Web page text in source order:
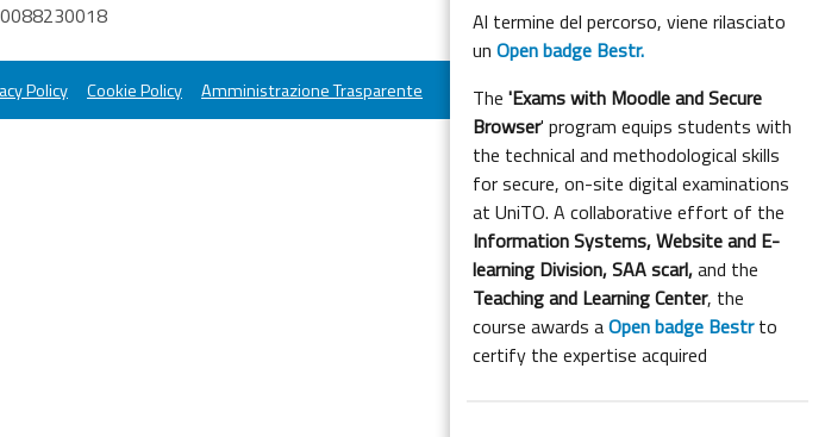
Al termine del percorso, viene rilasciato
unOpen badge Bestr.
The'Exams with Moodle and Secure
Browser' program equips students with
the technical and methodological skills
for secure, on-site digital examinations
at UniTO. A collaborative effort of the
Information Systems, Website and E-
learning Division,SAA scarl,and the
Teaching and Learning Center, the
course awards aOpen badge Bestrto
certify the expertise acquired
Policy Cookie Policy Amministrazione Trasparente